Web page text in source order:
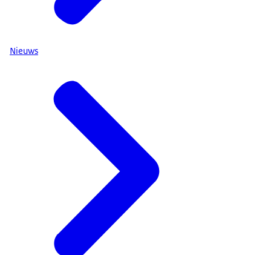
Nieuws